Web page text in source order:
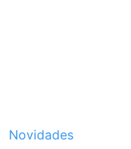
Novidades